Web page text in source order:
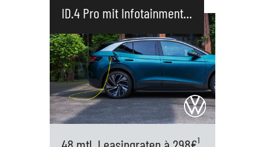
Kombiniert 5,8 ;Innerstädtisch (langsam)
7,5; Stadtrand (mittel) 5,6; Landstraße
(schnell) 4,9; Autobahn (sehr schnell) 6,0;
CO2-Emissionen in g/km: Kombiniert 132)
Ausstattung: Klimaanlage App Connect
Wireless für Apple Car Play und Android
Auto LED-Plus-Scheinwerfer mit LED-
Tagfahrlicht 4 Leichtmetallräder
ID.4 Pro mit Infotainment...